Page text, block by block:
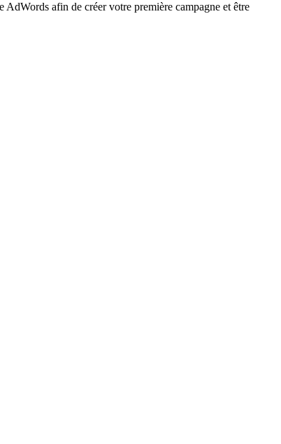
afin de créer votre première campagne et être